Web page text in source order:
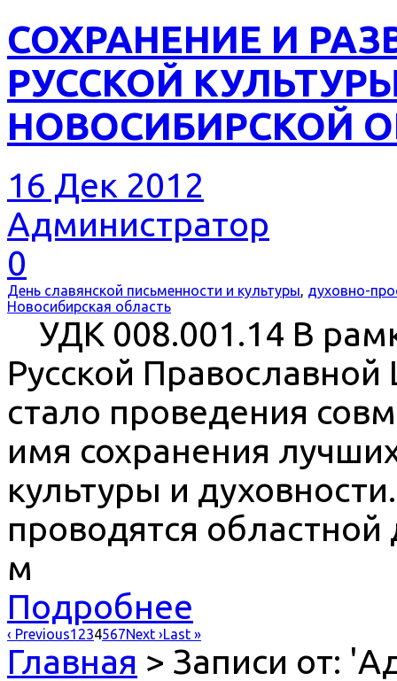
СОХРАНЕНИЕ И
РУССКОЙ
НОВОСИБИРСКОЙ
16 Дек 2012
Администратор
0
День славянской письменности и культуры, духовно-
Новосибирская область
УДК 008.001.14 В
Русской
стало проведения
имя сохранения
культуры и
проводятся
м
Подробнее
‹ Previous1 234567Next ›Last »
Главная > Записи от: